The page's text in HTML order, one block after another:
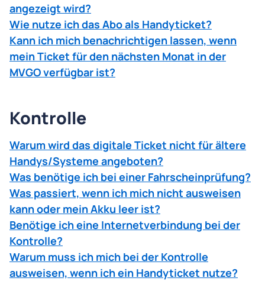
So fügen Sie das Ticket zurWallet-App von Google
hinzu:
1. MVGO App öffnen und das aktive
Deutschlandticket unter
Hinzufügen zu Google Wallet
Hinzufügenklicken.
5. Die erfolgreiche Speicherung wird durch die
Wallet-App bestätigt.
► So hinterlegen Sie Ihr Ticket in der Google
Wallet:Anleitung(PDF).
angezeigt wird?
Wie nutze ich das Abo als Handyticket?
Kann ich mich benachrichtigen lassen, wenn
mein Ticket für den nächsten Monat in der
MVGO verfügbar ist?
Kontrolle
Warum wird das digitale Ticket nicht für ältere
Handys/Systeme angeboten?
Was benötige ich bei einer Fahrscheinprüfung?
Was passiert, wenn ich mich nicht ausweisen
kann oder mein Akku leer ist?
Benötige ich eine Internetverbindung bei der
Kontrolle?
Warum muss ich mich bei der Kontrolle
ausweisen, wenn ich ein Handyticket nutze?